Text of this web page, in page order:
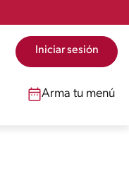
Iniciar sesión
Arma tu menú